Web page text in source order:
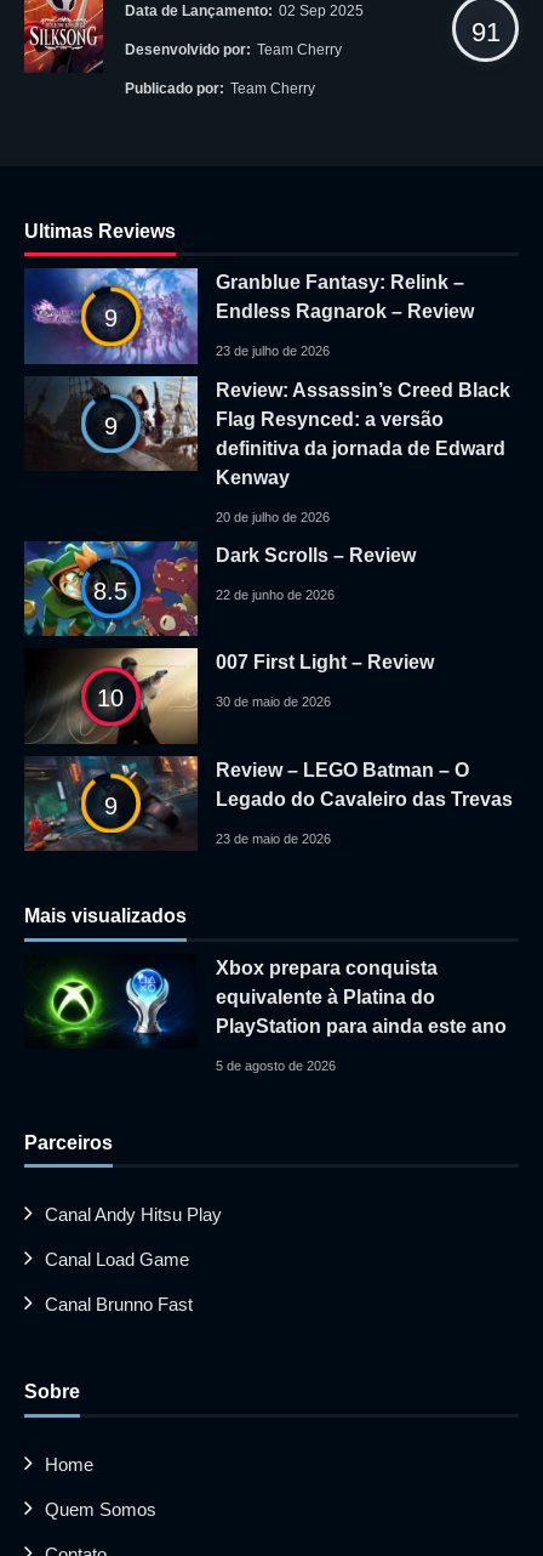
Data de Lançamento: 02 Sep 2025
Desenvolvido por: Team Cherry
Publicado por: Team Cherry
91
Ultimas Reviews
9
Granblue Fantasy: Relink –
Endless Ragnarok – Review
23 de julho de 2026
9
Review: Assassin’s Creed Black
Flag Resynced: a versão
definitiva da jornada de Edward
Kenway
20 de julho de 2026
8.5
Dark Scrolls – Review
22 de junho de 2026
10
007 First Light – Review
30 de maio de 2026
9
Review – LEGO Batman – O
Legado do Cavaleiro das Trevas
23 de maio de 2026
Mais visualizados
Xbox prepara conquista
equivalente à Platina do
PlayStation para ainda este ano
5 de agosto de 2026
Parceiros
Canal Andy Hitsu Play
Canal Load Game
Canal Brunno Fast
Sobre
Home
Quem Somos